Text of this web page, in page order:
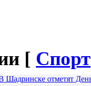
[ Спорт
Шадринске отметят